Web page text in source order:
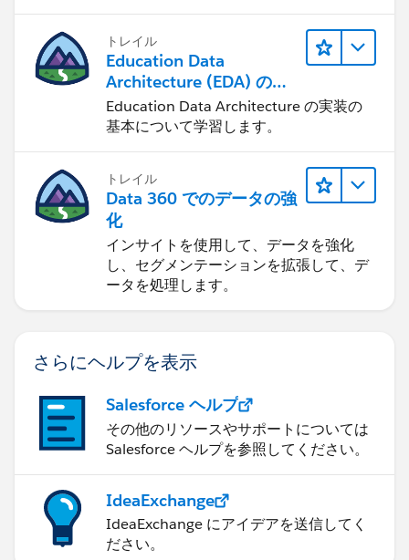
トレイル
Education Data
Architecture (EDA) の管
理
Education Data Architecture の実装の
基本について学習します。
トレイル
Data 360 でのデータの強
化
インサイトを使用して、データを強化
し、セグメンテーションを拡張して、デ
ータを処理します。
さらにヘルプを表示
Salesforce ヘルプ
その他のリソースやサポートについては
Salesforce ヘルプを参照してください。
IdeaExchange
IdeaExchange にアイデアを送信してく
ださい。